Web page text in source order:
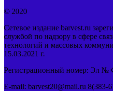
© 2020
Сетевое издание barvest.ru
службой по надзору в сфере
технологий и массовых
15.03.2021 г.
Регистрационный номер: Эл №
E-mail: barvest20@mail.ru 8(383-